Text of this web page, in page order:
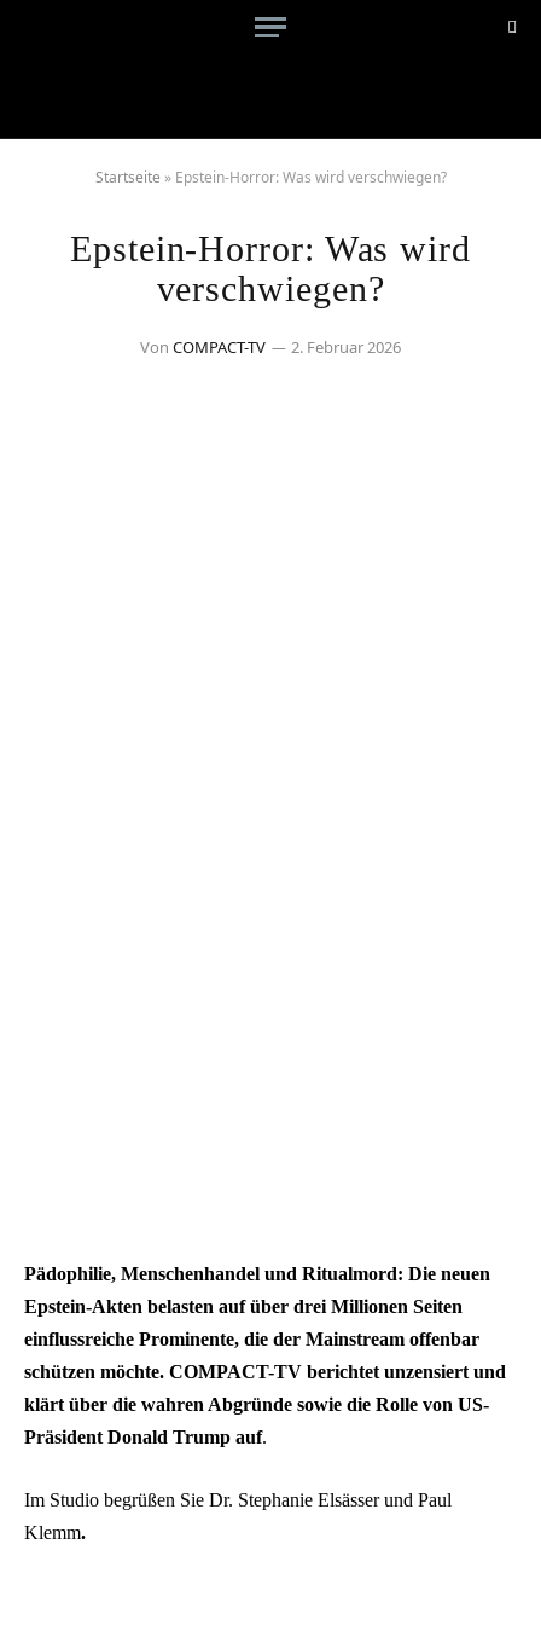
Startseite » Epstein-Horror: Was wird verschwiegen?
Epstein-Horror: Was wird
verschwiegen?
Von COMPACT-TV 2. Februar 2026
Pädophilie, Menschenhandel und Ritualmord: Die neuen
Epstein-Akten belasten auf über drei Millionen Seiten
einflussreiche Prominente, die der Mainstream offenbar
schützen möchte. COMPACT-TV berichtet unzensiert und
klärt über die wahren Abgründe sowie die Rolle von US-
Präsident Donald Trump auf.
Im Studio begrüßen Sie Dr. Stephanie Elsässer und Paul
Klemm.